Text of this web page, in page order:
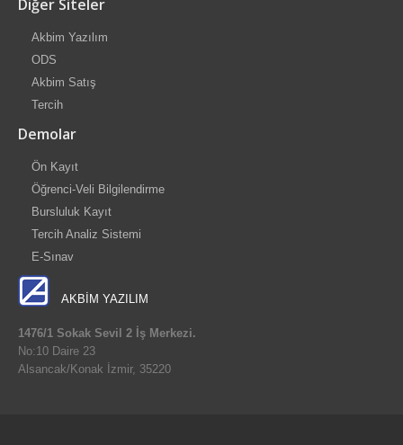
Diğer Siteler
Akbim Yazılım
ODS
Akbim Satış
Tercih
Demolar
Ön Kayıt
Öğrenci-Veli Bilgilendirme
Bursluluk Kayıt
Tercih Analiz Sistemi
E-Sınav
AKBİM YAZILIM
1476/1 Sokak Sevil 2 İş Merkezi.
No:10 Daire 23
Alsancak/Konak İzmir, 35220